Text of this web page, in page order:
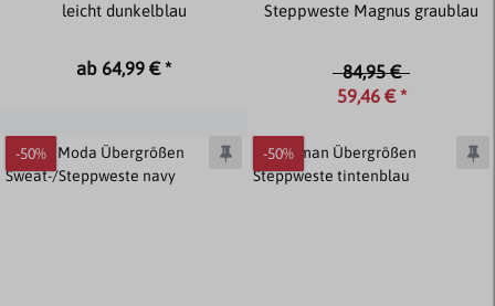
leicht dunkelblau
ab 64,99 € *
Steppweste Magnus graublau
84,95 €
59,46 € *
-50% -50%